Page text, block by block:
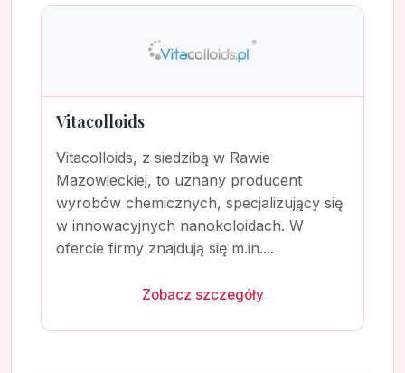
Vitacolloids
Vitacolloids, z siedzibą w Rawie
Mazowieckiej, to uznany producent
wyrobów chemicznych, specjalizujący się
w innowacyjnych nanokoloidach. W
ofercie firmy znajdują się m.in....
Zobacz szczegóły